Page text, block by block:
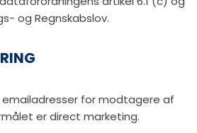
og Regnskabslov.
emailadresser for modtagere af
er direct marketing.